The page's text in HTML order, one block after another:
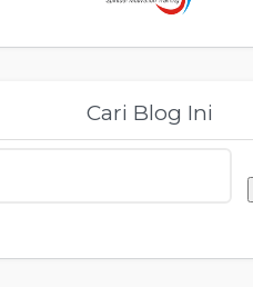
Cari Blog Ini